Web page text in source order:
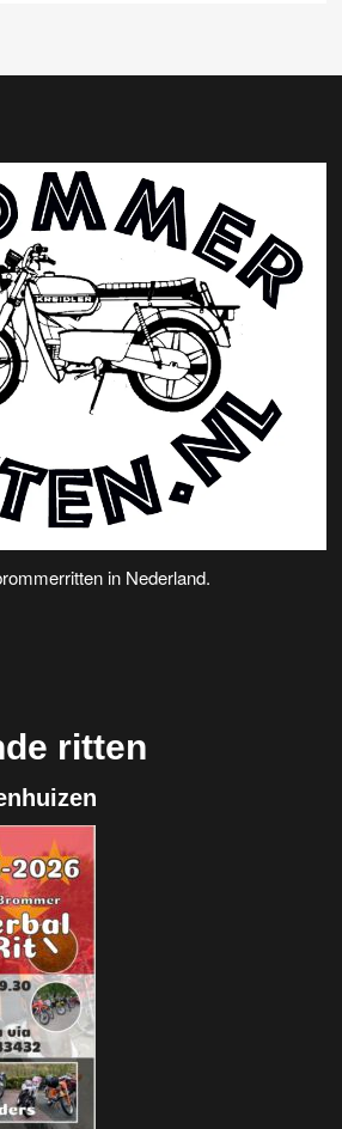
in Nederland.
ritten